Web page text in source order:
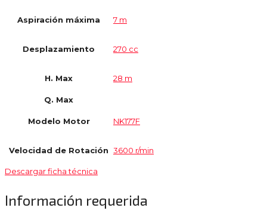
Aspiración máxima 7 m
Desplazamiento 270 cc
H. Max 28 m
Q. Max
Modelo Motor NK177F
Velocidad de Rotación 3600 r/min
Descargar ficha técnica
Información requerida